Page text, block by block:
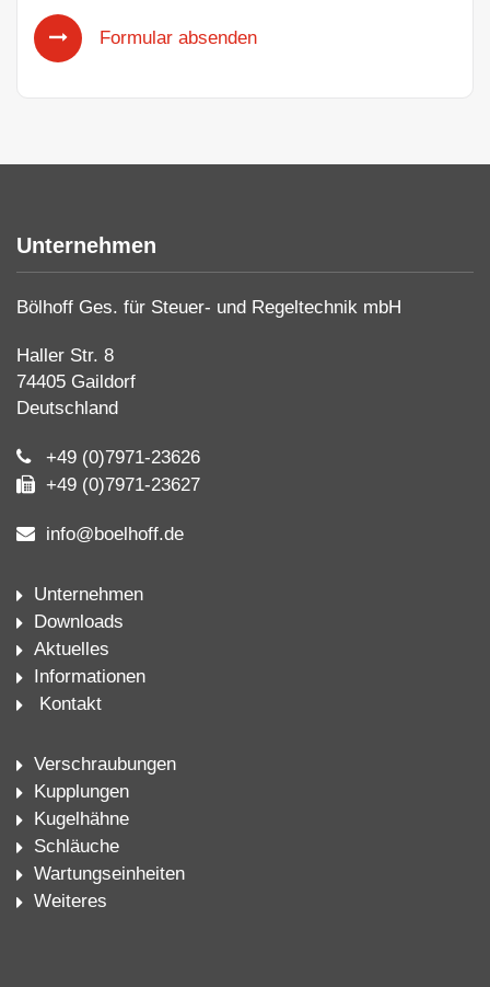
Formular absenden
Unternehmen
Bölhoff Ges. für Steuer- und Regeltechnik mbH
Haller Str. 8
74405 Gaildorf
Deutschland
+49 (0)7971-23626
+49 (0)7971-23627
info@boelhoff.de
Unternehmen
Downloads
Aktuelles
Informationen
Kontakt
Verschraubungen
Kupplungen
Kugelhähne
Schläuche
Wartungseinheiten
Weiteres